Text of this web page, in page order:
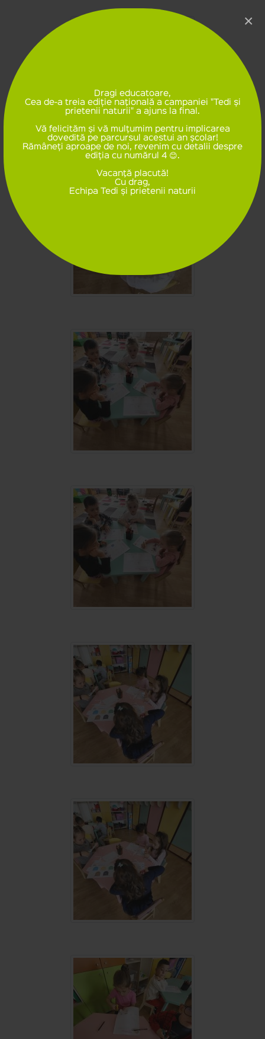
×
Dragi educatoare,
Cea de-a treia ediție naţională a campaniei "Tedi și
prietenii naturii" a ajuns la final.
Vă felicităm și vă mulțumim pentru implicarea
dovedită pe parcursul acestui an școlar!
Rămâneți aproape de noi, revenim cu detalii despre
ediția cu numărul 4 😊.
Vacanţă placută!
Cu drag,
Echipa Tedi și prietenii naturii